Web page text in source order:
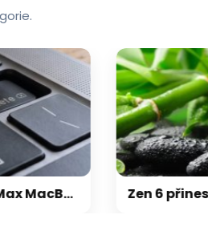
Přehřívající se M5 Max MacBook Pro trápí zaseklé klávesy, cena opravy je $895